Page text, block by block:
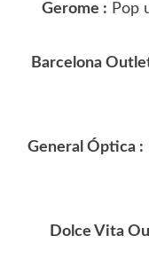
Gerome : Pop
Barcelona
General Óptica :
Dolce Vita